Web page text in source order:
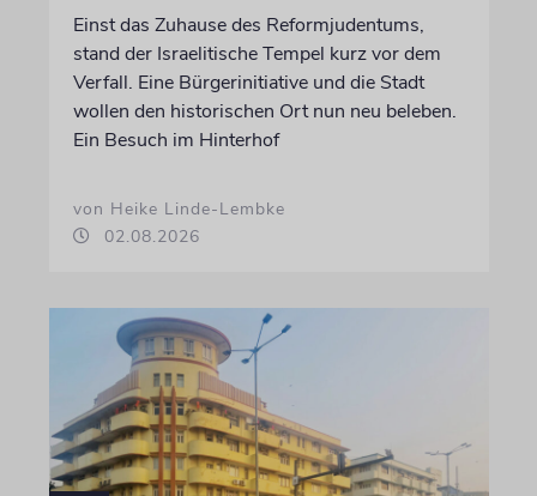
Einst das Zuhause des Reformjudentums,
stand der Israelitische Tempel kurz vor dem
Verfall. Eine Bürgerinitiative und die Stadt
wollen den historischen Ort nun neu beleben.
Ein Besuch im Hinterhof
von Heike Linde-Lembke
02.08.2026